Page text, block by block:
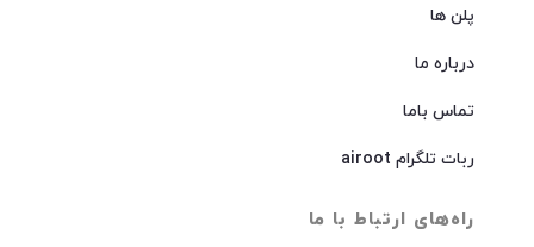
پلن ها
درباره ما
تماس باما
ربات تلگرام airoot
راه‌های ارتباط با ما